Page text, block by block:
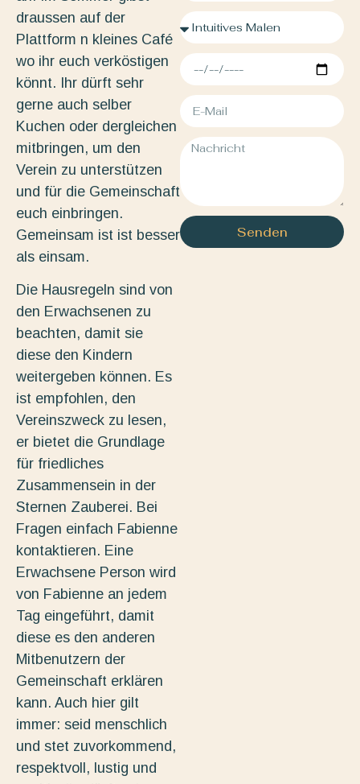
draussen auf der
Plattform n kleines Café
wo ihr euch verköstigen
könnt. Ihr dürft sehr
gerne auch selber
Kuchen oder dergleichen
mitbringen, um den
Verein zu unterstützen
und für die Gemeinschaft
euch einbringen.
Gemeinsam ist ist besser
als einsam.
Die Hausregeln sind von
den Erwachsenen zu
beachten, damit sie
diese den Kindern
weitergeben können. Es
ist empfohlen, den
Vereinszweck zu lesen,
er bietet die Grundlage
für friedliches
Zusammensein in der
Sternen Zauberei. Bei
Fragen einfach Fabienne
kontaktieren. Eine
Erwachsene Person wird
von Fabienne an jedem
Tag eingeführt, damit
diese es den anderen
Mitbenutzern der
Gemeinschaft erklären
kann. Auch hier gilt
immer: seid menschlich
und stet zuvorkommend,
respektvoll, lustig und
Senden